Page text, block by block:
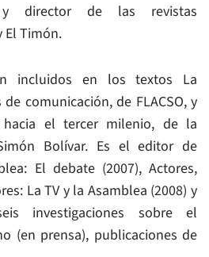
director de las revistas
El Timón.
incluidos en los textos La
comunicación, de FLACSO, y
el tercer milenio, de la
Bolívar. Es el editor de
El debate (2007), Actores,
La TV y la Asamblea (2008) y
investigaciones sobre el
(en prensa), publicaciones de